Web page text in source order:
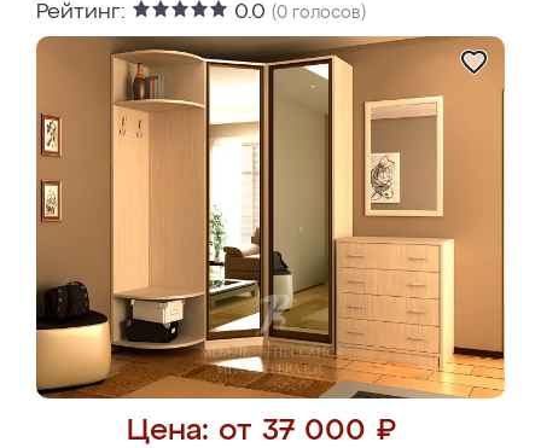
Рейтинг: 0.0 (0 голосов)
Цена: от 37 000 ₽